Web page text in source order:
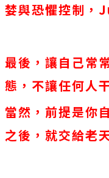
婪與恐懼控制，
最後，讓自己常
態，不讓任何人
當然，前提是你
之後，就交給老